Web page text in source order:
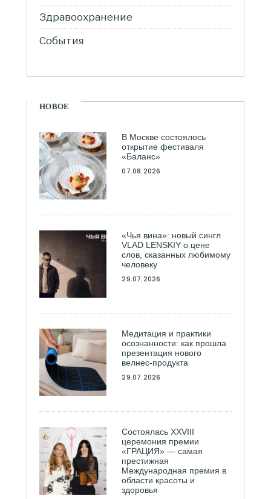
Здравоохранение
События
НОВОЕ
В Москве состоялось
открытие фестиваля
«Баланс»
07.08.2026
«Чья вина»: новый сингл
VLAD LENSKIY о цене
слов, сказанных любимому
человеку
29.07.2026
Медитация и практики
осознанности: как прошла
презентация нового
велнес-продукта
29.07.2026
Состоялась ХXVIII
церемония премии
«ГРАЦИЯ» — самая
престижная
Международная премия в
области красоты и
здоровья